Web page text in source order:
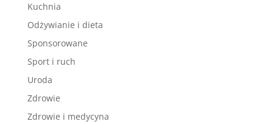
Kuchnia
Odżywianie i dieta
Sponsorowane
Sport i ruch
Uroda
Zdrowie
Zdrowie i medycyna